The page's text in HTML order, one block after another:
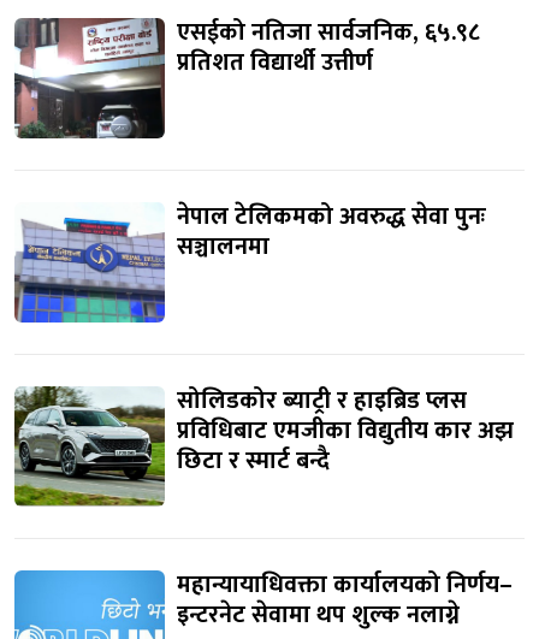
एसईको नतिजा सार्वजनिक, ६५.९८
प्रतिशत विद्यार्थी उत्तीर्ण
नेपाल टेलिकमको अवरुद्ध सेवा पुनः
सञ्चालनमा
सोलिडकोर ब्याट्री र हाइब्रिड प्लस
प्रविधिबाट एमजीका विद्युतीय कार अझ
छिटा र स्मार्ट बन्दै
महान्यायाधिवक्ता कार्यालयको निर्णय–
इन्टरनेट सेवामा थप शुल्क नलाग्ने